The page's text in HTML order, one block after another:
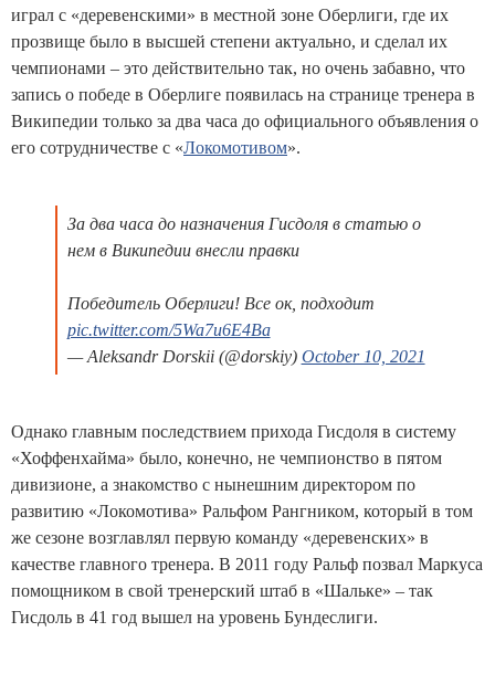
играл с «деревенскими» в местной зоне Оберлиги, где их
прозвище было в высшей степени актуально, и сделал их
чемпионами – это действительно так, но очень забавно, что
запись о победе в Оберлиге появилась на странице тренера в
Википедии только за два часа до официального объявления о
его сотрудничестве с «Локомотивом».
За два часа до назначения Гисдоля в статью о
нем в Википедии внесли правки
Победитель Оберлиги! Все ок, подходит
pic.twitter.com/5Wa7u6E4Ba
— Aleksandr Dorskii (@dorskiy) October 10, 2021
Однако главным последствием прихода Гисдоля в систему
«Хоффенхайма» было, конечно, не чемпионство в пятом
дивизионе, а знакомство с нынешним директором по
развитию «Локомотива» Ральфом Рангником, который в том
же сезоне возглавлял первую команду «деревенских» в
качестве главного тренера. В 2011 году Ральф позвал Маркуса
помощником в свой тренерский штаб в «Шальке» – так
Гисдоль в 41 год вышел на уровень Бундеслиги.